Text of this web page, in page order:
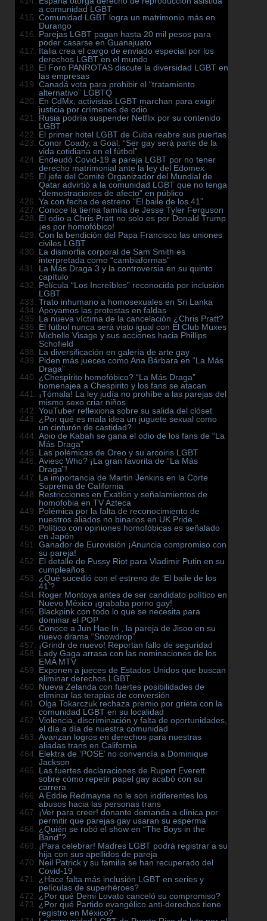
a comunidad LGBT
Comunidad LGBT logra un matrimonio más en
Durango
Parejas LGBT pagan hasta 20 mil pesos para
poder casarse en Guanajuato
Italia crea el cargo de enviado especial por los
derechos LGBT en el mundo
El Foro PANROTAS discute la diversidad LGBT en
las empresas
Canadá vota para prohibir el “tratamiento
alternativo” LGBTQ
En CdMx, activistas LGBT marchan para exigir
justicia por crímenes de odio
Rusia podría suspender Netflix por su contenido
LGBT
El primer hotel LGBT de Cuba reabre sus puertas
Conor Coady, a Goal: “Ser gay será parte de la
vida cotidiana en el fútbol”
Endeudó Covid-19 a pareja LGBT por no tener
derecho matrimonial ante la ley del Edomex
El jefe del Comité Organizador del Mundial de
Qatar advirtió a la comunidad LGBT que no tenga
“demostraciones de afecto” en público
Ya con fecha de estreno “El baile de los 41”
Conoce la tierna familia de Jesse Tyler Ferguson
El odio a Chris Pratt no solo es por Donald Trump
¡es por homofóbico!
Con la bendición del Papa Francisco las uniones
civiles LGBT
La dismorfia corporal de Sam Smith es
interpretada como “cambiaformas”
La Más Draga 3 y la controversia en su quinto
capítulo
Película “Los Increíbles” reconocida por inclusión
LGBT
Trato inhumano a homosexuales en Sri Lanka
Apoyamos las protestas en faldas
La nueva víctima de la cancelación ¿Chris Pratt?
El fútbol nunca será visto igual con El Club Muxes
Michelle Visage y sus acciones hacia Phillips
Schofield
La diversificación en galería de arte gay
Piden más jueces como Ana Bárbara en “La Más
Draga”
¿Chespirito homofóbico? “La Más Draga”
homenajea a Chespirito y los fans se atacan
¡Tómala! La ley judía no prohíbe a las parejas del
mismo sexo criar niños
YouTuber reflexiona sobre su salida del clóset
¿Por qué es mala idea un juguete sexual como
un cinturón de castidad?
Apio de Kabah se gana el odio de los fans de “La
Más Draga”
Las polémicas de Oreo y su arcoiris LGBT
Aviesc Who? ¡La gran favorita de “La Más
Draga”!
La importancia de Martin Jenkins en la Corte
Suprema de California
Restricciones en Exatlón y señalamientos de
homofobia en TV Azteca
Polémica por la falta de reconocimiento de
nuestros aliados no binarios en UK Pride
Político con opiniones homofóbicas es señalado
en Japón
Ganador de Eurovisión ¡Anuncia compromiso con
su pareja!
El detalle de Pussy Riot para Vladimir Putin en su
cumpleaños
¿Qué sucedió con el estreno de ‘El baile de los
41’?
Roger Montoya antes de ser candidato político en
Nuevo México ¡grababa porno gay!
Blackpink con todo lo que se necesita para
dominar el POP
Conoce a Jun Hae In , la pareja de Jisoo en su
nuevo drama “Snowdrop”
¡Grindr de nuevo! Reportan fallo de seguridad
Lady Gaga arrasa con las nominaciones de los
EMA MTV
Exponen a jueces de Estados Unidos que buscan
eliminar derechos LGBT
Nueva Zelanda con fuertes posibilidades de
eliminar las terapias de conversión
Olga Tokarczuk rechaza premio por grieta con la
comunidad LGBT en su localidad
Violencia, discriminación y falta de oportunidades,
el día a día de nuestra comunidad
Avanzan logros en derechos para nuestras
aliadas trans en California
Elektra de ‘POSE’ no convencía a Dominique
Jackson
Las fuertes declaraciones de Rupert Everett
sobre cómo repetir papel gay acabó con su
carrera
A Eddie Redmayne no le son indiferentes los
abusos hacia las personas trans
¡Ver para creer! donante demanda a clínica por
permitir que parejas gay usaran su esperma
¿Quién se robó el show en “The Boys in the
Band”?
¡Para celebrar! Madres LGBT podrá registrar a su
hija con sus apellidos de pareja
Neil Patrick y su familia se han recuperado del
Covid-19
¿Hace falta más inclusión LGBT en series y
películas de superhéroes?
¿Por qué Demi Lovato canceló su compromiso?
¿Por qué Partido evangélico anti-derechos tiene
registro en México?